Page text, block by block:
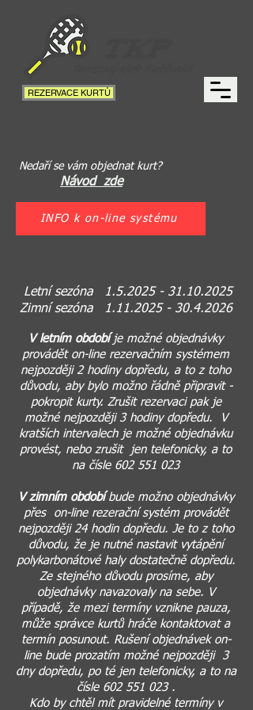
REZERVACE KURTŮ
Návod zde
Nedaří se vám objednat kurt?
INFO k on-line systému
Letní sezóna
1.5.2025 - 31.10.2025
Zimní sezóna 1.11.2025 - 30.4.2026
V letním období je možné objednávky
provádět on-line rezervačním systémem
nejpozději 2 hodiny dopředu, a to z toho
důvodu, aby bylo možno řádně připravit -
pokropit kurty. Zrušit rezervaci pak je
možné nejpozději 3 hodiny dopředu. V
kratších intervalech je možné objednávku
provést, nebo zrušit jen telefonicky, a to
na čísle 602 551 023
V zimním obdobíbude možno objednávky
přes on-line rezerační systém provádět
nejpozději 24 hodin dopředu. Je to z toho
důvodu, že je nutné nastavit vytápění
polykarbonátové haly dostatečně dopředu.
Ze stejného důvodu prosíme, aby
objednávky navazovaly na sebe. V
případě, že mezi termíny vznikne pauza,
může správce kurtů hráče kontaktovat a
termín posunout. Rušení objednávek on-
line bude prozatím možné nejpozději 3
dny dopředu, po té jen telefonicky, a to na
čísle 602 551 023.
Kdo by chtěl mít pravidelné termíny v